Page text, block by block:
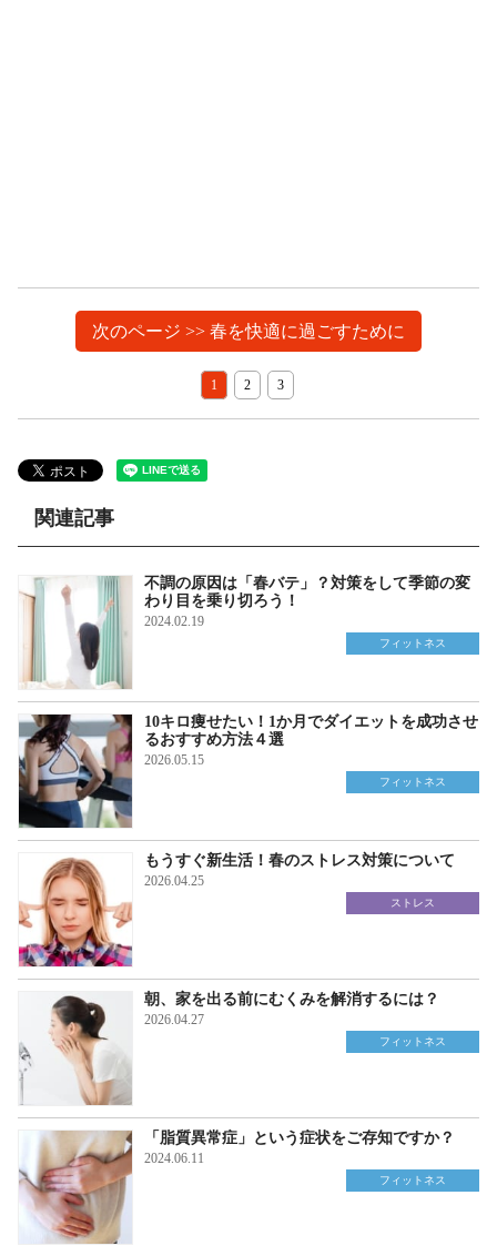
次のページ >> 春を快適に過ごすために
1 2 3
関連記事
不調の原因は「春バテ」？対策をして季節の変
わり目を乗り切ろう！
2024.02.19
フィットネス
10キロ痩せたい！1か月でダイエットを成功させ
るおすすめ方法４選
2026.05.15
フィットネス
もうすぐ新生活！春のストレス対策について
2026.04.25
ストレス
朝、家を出る前にむくみを解消するには？
2026.04.27
フィットネス
「脂質異常症」という症状をご存知ですか？
2024.06.11
フィットネス